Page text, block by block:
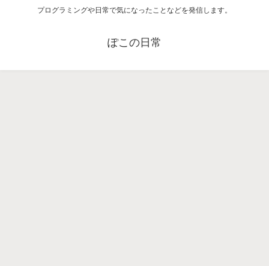
プログラミングや日常で気になったことなどを発信します。
ぽこの日常